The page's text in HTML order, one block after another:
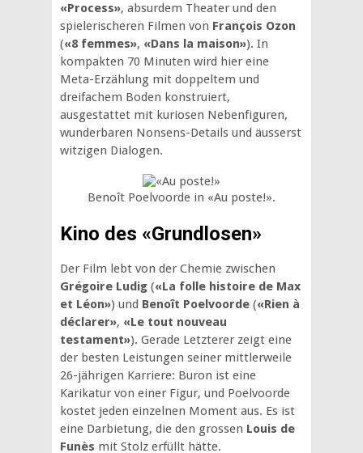
«Process», absurdem Theater und den
spielerischeren Filmen von François Ozon
(«8 femmes», «Dans la maison»). In
kompakten 70 Minuten wird hier eine
Meta-Erzählung mit doppeltem und
dreifachem Boden konstruiert,
ausgestattet mit kuriosen Nebenfiguren,
wunderbaren Nonsens-Details und äusserst
witzigen Dialogen.
Benoît Poelvoorde in «Au poste!».
Kino des «Grundlosen»
Der Film lebt von der Chemie zwischen
Grégoire Ludig («La folle histoire de Max
et Léon») und Benoît Poelvoorde («Rien à
déclarer», «Le tout nouveau
testament»). Gerade Letzterer zeigt eine
der besten Leistungen seiner mittlerweile
26-jährigen Karriere: Buron ist eine
Karikatur von einer Figur, und Poelvoorde
kostet jeden einzelnen Moment aus. Es ist
eine Darbietung, die den grossen Louis de
Funès mit Stolz erfüllt hätte.